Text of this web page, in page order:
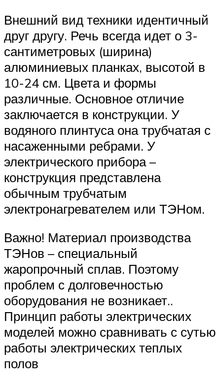
Внешний вид техники идентичный
друг другу. Речь всегда идет о 3-
сантиметровых (ширина)
алюминиевых планках, высотой в
10-24 см. Цвета и формы
различные. Основное отличие
заключается в конструкции. У
водяного плинтуса она трубчатая с
насаженными ребрами. У
электрического прибора –
конструкция представлена
обычным трубчатым
электронагревателем или ТЭНом.
Важно! Материал производства
ТЭНов – специальный
жаропрочный сплав. Поэтому
проблем с долговечностью
оборудования не возникает..
Принцип работы электрических
моделей можно сравнивать с сутью
работы электрических теплых
полов